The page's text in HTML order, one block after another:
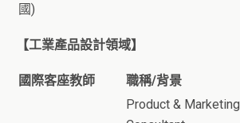
國)
【工業產品設計領域】
國際客座教師 職稱/背景
Product & Marketing